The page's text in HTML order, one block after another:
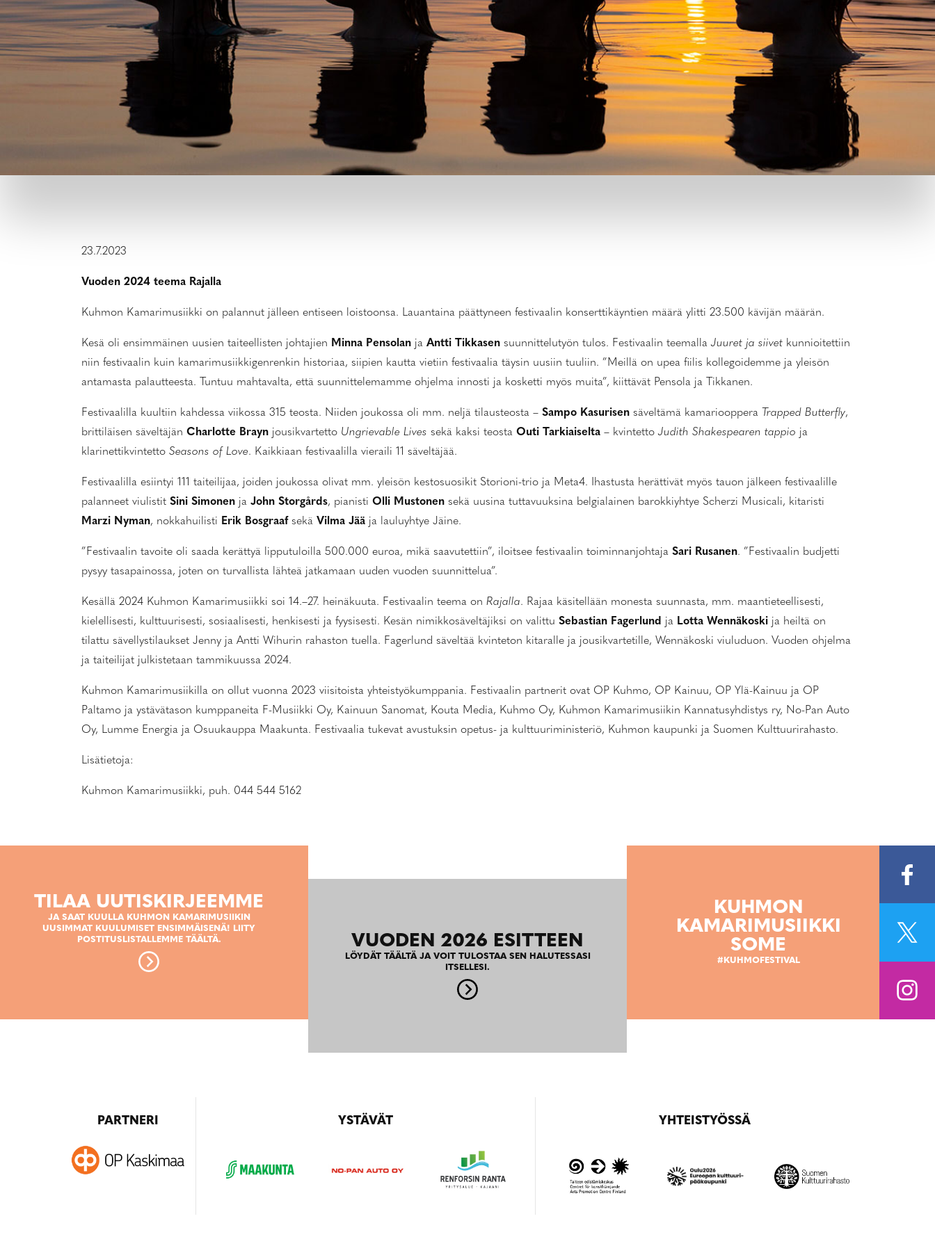
23.7.2023
Vuoden 2024 teema Rajalla
Kuhmon Kamarimusiikki on palannut jälleen entiseen loistoonsa. Lauantaina päättyneen festivaalin konserttikäyntien määrä ylitti 23.500 kävijän määrän.
Kesä oli ensimmäinen uusien taiteellisten johtajien Minna Pensolan ja Antti Tikkasen suunnittelutyön tulos. Festivaalin teemalla Juuret ja siivet kunnioitettiin
niin festivaalin kuin kamarimusiikkigenrenkin historiaa, siipien kautta vietiin festivaalia täysin uusiin tuuliin. ”Meillä on upea fiilis kollegoidemme ja yleisön
antamasta palautteesta. Tuntuu mahtavalta, että suunnittelemamme ohjelma innosti ja kosketti myös muita”, kiittävät Pensola ja Tikkanen.
Festivaalilla kuultiin kahdessa viikossa 315 teosta. Niiden joukossa oli mm. neljä tilausteosta – Sampo Kasurisen säveltämä kamariooppera Trapped Butterfly,
brittiläisen säveltäjän Charlotte Brayn jousikvartetto Ungrievable Lives sekä kaksi teosta Outi Tarkiaiselta – kvintetto Judith Shakespearen tappio ja
klarinettikvintetto Seasons of Love. Kaikkiaan festivaalilla vieraili 11 säveltäjää.
Festivaalilla esiintyi 111 taiteilijaa, joiden joukossa olivat mm. yleisön kestosuosikit Storioni-trio ja Meta4. Ihastusta herättivät myös tauon jälkeen festivaalille
palanneet viulistit Sini Simonen ja John Storgårds, pianisti Olli Mustonen sekä uusina tuttavuuksina belgialainen barokkiyhtye Scherzi Musicali, kitaristi
Marzi Nyman, nokkahuilisti Erik Bosgraafsekä Vilma Jää ja lauluyhtye Jäine.
”Festivaalin tavoite oli saada kerättyä lipputuloilla 500.000 euroa, mikä saavutettiin”, iloitsee festivaalin toiminnanjohtaja Sari Rusanen. ”Festivaalin budjetti
pysyy tasapainossa, joten on turvallista lähteä jatkamaan uuden vuoden suunnittelua”.
Kesällä 2024 Kuhmon Kamarimusiikki soi 14.–27. heinäkuuta. Festivaalin teema on Rajalla. Rajaa käsitellään monesta suunnasta, mm. maantieteellisesti,
kielellisesti, kulttuurisesti, sosiaalisesti, henkisesti ja fyysisesti. Kesän nimikkosäveltäjiksi on valittu Sebastian Fagerlund ja Lotta Wennäkoski ja heiltä on
tilattu sävellystilaukset Jenny ja Antti Wihurin rahaston tuella. Fagerlund säveltää kvinteton kitaralle ja jousikvartetille, Wennäkoski viuluduon. Vuoden ohjelma
ja taiteilijat julkistetaan tammikuussa 2024.
Kuhmon Kamarimusiikilla on ollut vuonna 2023 viisitoista yhteistyökumppania. Festivaalin partnerit ovat OP Kuhmo, OP Kainuu, OP Ylä-Kainuu ja OP
Paltamo ja ystävätason kumppaneita F-Musiikki Oy, Kainuun Sanomat, Kouta Media, Kuhmo Oy, Kuhmon Kamarimusiikin Kannatusyhdistys ry, No-Pan Auto
Oy, Lumme Energia ja Osuukauppa Maakunta. Festivaalia tukevat avustuksin opetus- ja kulttuuriministeriö, Kuhmon kaupunki ja Suomen Kulttuurirahasto.
Lisätietoja:
Kuhmon Kamarimusiikki, puh. 044 544 5162
TILAA UUTISKIRJEEMME
JA SAAT KUULLA KUHMON KAMARIMUSIIKIN
UUSIMMAT KUULUMISET ENSIMMÄISENÄ! LIITY
POSTITUSLISTALLEMME TÄÄLTÄ.
VUODEN 2026 ESITTEEN
LÖYDÄT TÄÄLTÄ JA VOIT TULOSTAA SEN HALUTESSASI
ITSELLESI.
KUHMON
KAMARIMUSIIKKI
SOME
#KUHMOFESTIVAL
PARTNERI YSTÄVÄT YHTEISTYÖSSÄ